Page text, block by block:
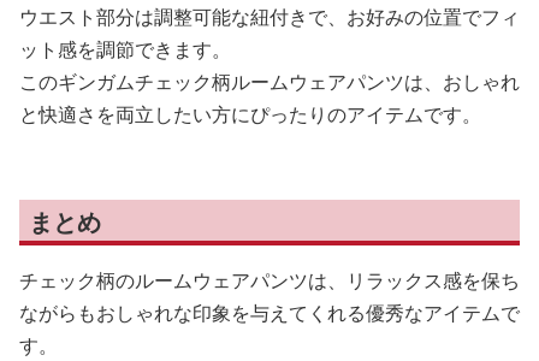
ウエスト部分は調整可能な紐付きで、お好みの位置でフィ
ット感を調節できます。
このギンガムチェック柄ルームウェアパンツは、おしゃれ
と快適さを両立したい方にぴったりのアイテムです。
まとめ
チェック柄のルームウェアパンツは、リラックス感を保ち
ながらもおしゃれな印象を与えてくれる優秀なアイテムで
す。